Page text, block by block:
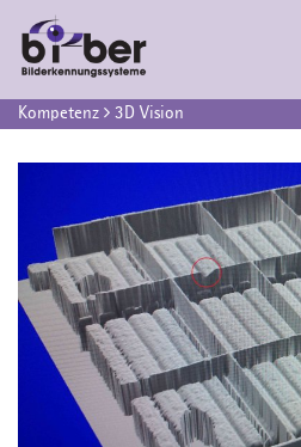
Kompetenz 3D Vision